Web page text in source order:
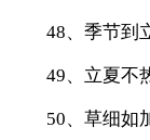
48、季节到
49、立夏不
50、草细如